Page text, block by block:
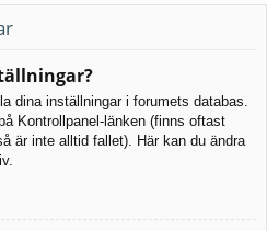
dina inställningar i forumets databas.
Kontrollpanel-länken (finns oftast
är inte alltid fallet). Här kan du ändra